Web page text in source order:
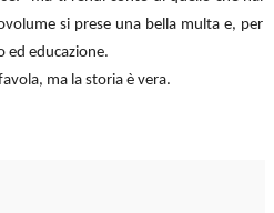
si prese una bella multa e, per
ed educazione.
ma la storia è vera.